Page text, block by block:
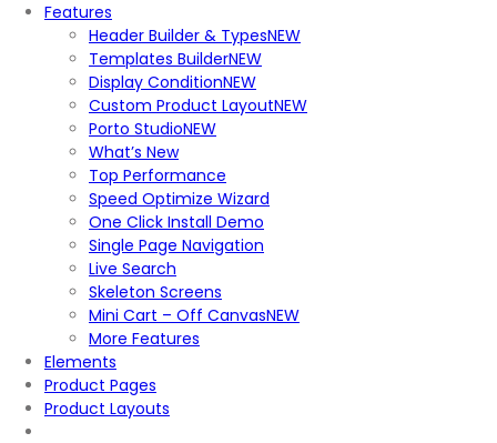
Features
Header Builder & TypesNEW
Templates BuilderNEW
Display ConditionNEW
Custom Product LayoutNEW
Porto StudioNEW
What’s New
Top Performance
Speed Optimize Wizard
One Click Install Demo
Single Page Navigation
Live Search
Skeleton Screens
Mini Cart – Off CanvasNEW
More Features
Elements
Product Pages
Product Layouts